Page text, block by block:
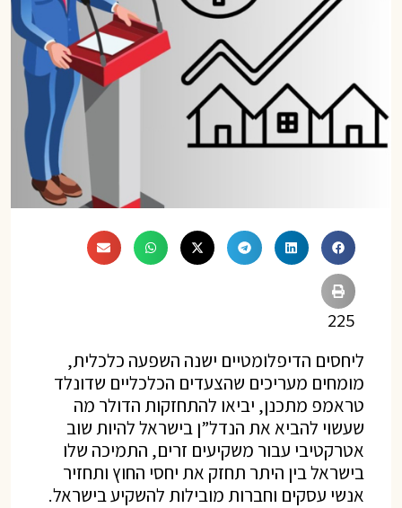
225
ליחסים הדיפלומטיים ישנה השפעה כלכלית,
מומחים מעריכים שהצעדים הכלכליים שדונלד
טראמפ מתכנן, יביאו להתחזקות הדולר מה
שעשוי להביא את הנדל”ן בישראל להיות שוב
אטרקטיבי עבור משקיעים זרים, התמיכה שלו
בישראל בין היתר תחזק את יחסי החוץ ותחזיר
אנשי עסקים וחברות מובילות להשקיע בישראל.